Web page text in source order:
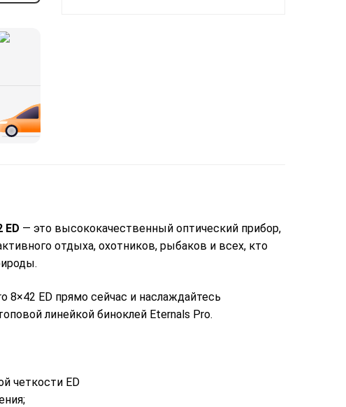
ED — это высококачественный оптический прибор,
отдыха, охотников, рыбаков и всех, кто
8×42 ED прямо сейчас и наслаждайтесь
линейкой биноклей Eternals Pro.
четкости ED